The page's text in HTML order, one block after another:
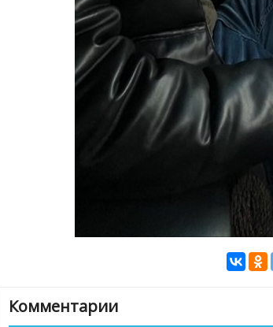
Комментарии